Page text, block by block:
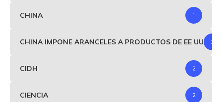
CHINA 1
CHINA IMPONE ARANCELES A PRODUCTOS DE EE UU 1
CIDH 2
CIENCIA 2